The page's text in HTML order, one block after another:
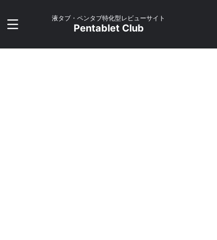
液タブ・ペンタブ特化型レビューサイト
Pentablet Club